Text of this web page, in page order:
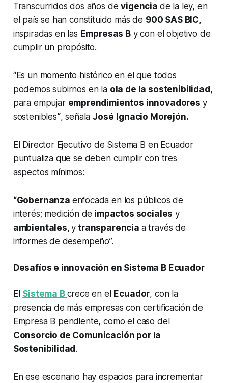
Transcurridos dos años devigencia de la ley, en
el país se han constituido más de 900 SAS BIC,
inspiradas en las Empresas By con el objetivo de
cumplir un propósito.
“Es un momento histórico en el que todos
podemos subirnos en la ola de la sostenibilidad,
para empujar emprendimientos innovadores y
sostenibles“, señalaJosé Ignacio Morejón.
El Director Ejecutivo de Sistema B en Ecuador
puntualiza que se deben cumplir con tres
aspectos mínimos:
“Gobernanza enfocada en los públicos de
interés; medición de impactos sociales y
ambientales,ytransparencia a través de
informes de desempeño”.
Desafíos e innovación en Sistema B Ecuador
El Sistema B crece en el Ecuador, con la
presencia de más empresas con certificación de
Empresa B pendiente, como el caso del
Consorcio de Comunicación por la
Sostenibilidad.
En ese escenario hay espacios para incrementar